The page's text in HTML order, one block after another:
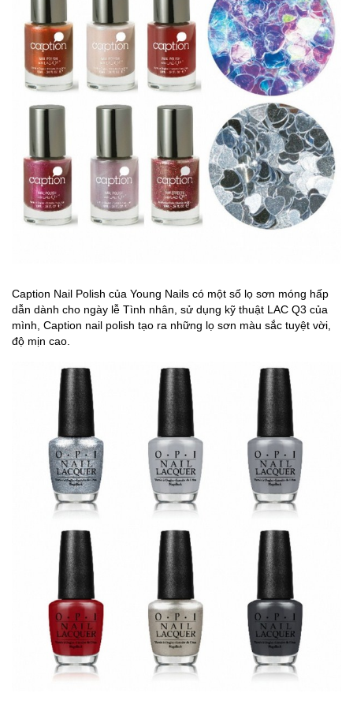
Caption Nail Polish của Young Nails có một số lọ sơn móng hấp
dẫn dành cho ngày lễ Tình nhân, sử dụng kỹ thuật LAC Q3 của
mình, Caption nail polish tạo ra những lọ sơn màu sắc tuyệt vời,
độ mịn cao.